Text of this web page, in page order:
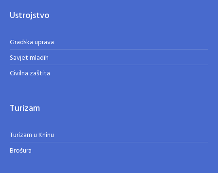
Ustrojstvo
Gradska uprava
Savjet mladih
Civilna zaštita
Turizam
Turizam u Kninu
Brošura